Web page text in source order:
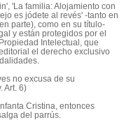
'La familia: Alojamiento con
es jódete al revés' -tanto en
parte), como en su título-
y están protegidos por el
Intelectual, que
el derecho exclusivo
no excusa de su
Art. 6)
Cristina, entonces
del parrús.